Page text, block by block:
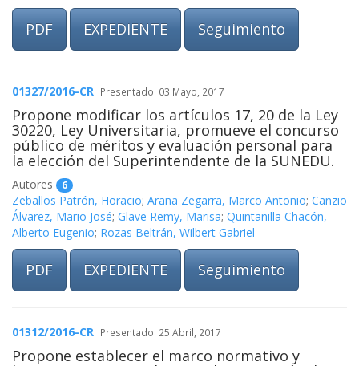
PDF EXPEDIENTE Seguimiento
01327/2016-CR Presentado: 03 Mayo, 2017
Propone modificar los artículos 17, 20 de la Ley
30220, Ley Universitaria, promueve el concurso
público de méritos y evaluación personal para
la elección del Superintendente de la SUNEDU.
Autores 6
Zeballos Patrón, Horacio; Arana Zegarra, Marco Antonio; Canzio
Álvarez, Mario José; Glave Remy, Marisa; Quintanilla Chacón,
Alberto Eugenio; Rozas Beltrán, Wilbert Gabriel
PDF EXPEDIENTE Seguimiento
01312/2016-CR Presentado: 25 Abril, 2017
Propone establecer el marco normativo y